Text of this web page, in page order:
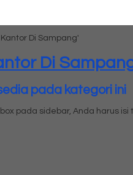
Di Sampang'
Di
pada kategori ini
pada sidebar, Anda harus